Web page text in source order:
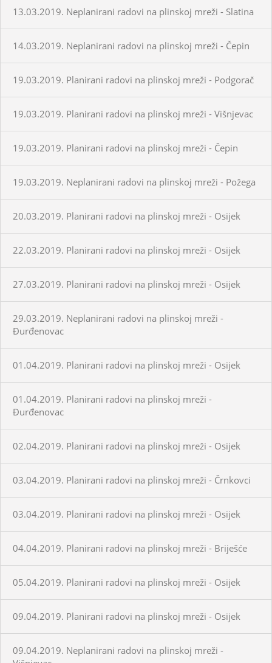
13.03.2019. Neplanirani radovi na plinskoj mreži - Slatina
14.03.2019. Neplanirani radovi na plinskoj mreži - Čepin
19.03.2019. Planirani radovi na plinskoj mreži - Podgorač
19.03.2019. Planirani radovi na plinskoj mreži - Višnjevac
19.03.2019. Planirani radovi na plinskoj mreži - Čepin
19.03.2019. Neplanirani radovi na plinskoj mreži - Požega
20.03.2019. Planirani radovi na plinskoj mreži - Osijek
22.03.2019. Planirani radovi na plinskoj mreži - Osijek
27.03.2019. Planirani radovi na plinskoj mreži - Osijek
29.03.2019. Neplanirani radovi na plinskoj mreži -
Đurđenovac
01.04.2019. Planirani radovi na plinskoj mreži - Osijek
01.04.2019. Planirani radovi na plinskoj mreži -
Đurđenovac
02.04.2019. Planirani radovi na plinskoj mreži - Osijek
03.04.2019. Planirani radovi na plinskoj mreži - Črnkovci
03.04.2019. Planirani radovi na plinskoj mreži - Osijek
04.04.2019. Planirani radovi na plinskoj mreži - Briješće
05.04.2019. Planirani radovi na plinskoj mreži - Osijek
09.04.2019. Planirani radovi na plinskoj mreži - Osijek
09.04.2019. Neplanirani radovi na plinskoj mreži -